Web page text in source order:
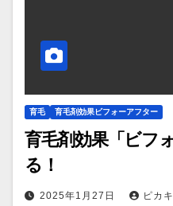
育毛 育毛剤効果ビフォーアフター
育毛剤効果「ビフ
る！
2025年1月27日 ピカ